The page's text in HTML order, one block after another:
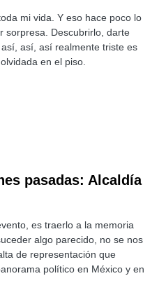
mi vida. Y eso hace poco lo
sorpresa. Descubrirlo, darte
así, así realmente triste es
en el piso.
pasadas: Alcaldía
es traerlo a la memoria
algo parecido, no se nos
de representación que
político en México y en